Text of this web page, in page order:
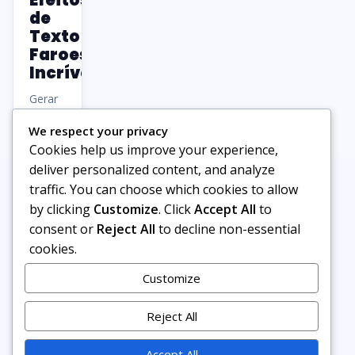
de
Texto
Faroeste
Incríveis
Gerar
de
texto
com
IA
nunca
foi tão
acessível
— e
divertido.
trabalha
We respect your privacy
Cookies help us improve your experience,
deliver personalized content, and analyze
traffic. You can choose which cookies to allow
by clicking Customize. ClickAccept All to
consent or Reject All to decline non-essential
cookies.
Customize
Reject All